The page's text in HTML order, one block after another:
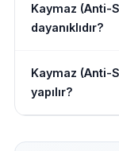
Kaymaz (Anti-
dayanıklıdır?
Kaymaz (Anti-
yapılır?